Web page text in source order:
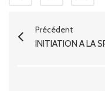
Précédent
INITIATION À LA